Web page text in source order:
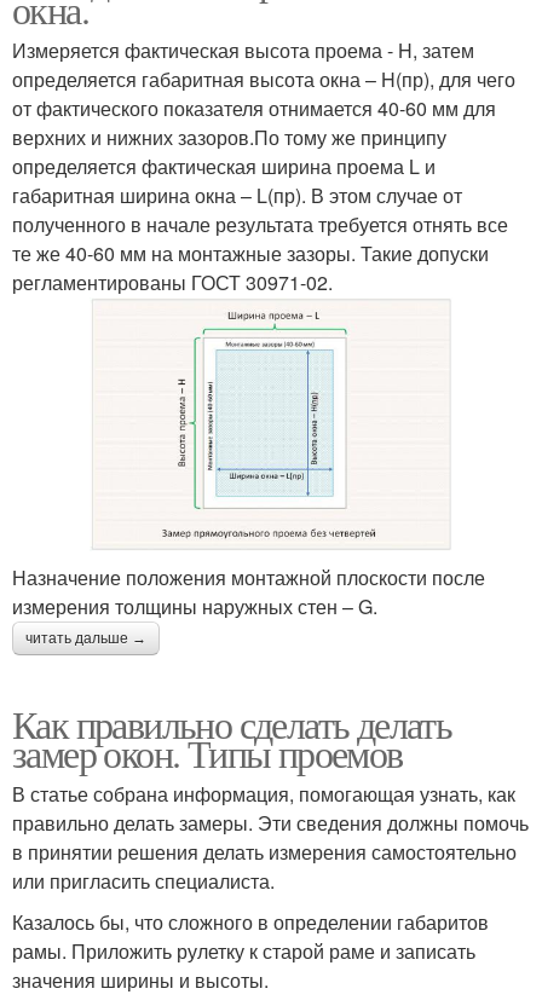
Измеряется фактическая высота проема - H, затем
определяется габаритная высота окна – H(пр), для чего
от фактического показателя отнимается 40-60 мм для
верхних и нижних зазоров.По тому же принципу
определяется фактическая ширина проема L и
габаритная ширина окна – L(пр). В этом случае от
полученного в начале результата требуется отнять все
те же 40-60 мм на монтажные зазоры. Такие допуски
регламентированы ГОСТ 30971-02.
Назначение положения монтажной плоскости после
измерения толщины наружных стен – G.
читать дальше →
Как правильно сделать делать
замер окон. Типы проемов
В статье собрана информация, помогающая узнать, как
правильно делать замеры. Эти сведения должны помочь
в принятии решения делать измерения самостоятельно
или пригласить специалиста.
Казалось бы, что сложного в определении габаритов
рамы. Приложить рулетку к старой раме и записать
значения ширины и высоты.